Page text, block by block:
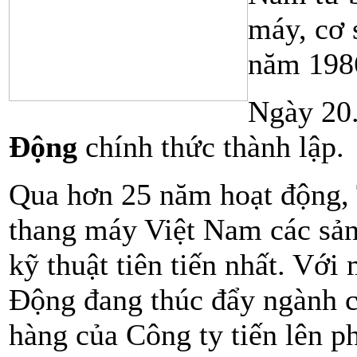
QuảngNinh
Khách sạn Queen - Ðà Nẵng
Khách sạn Ðông Duong
Khách sạn Thảo Nguyên
Khách sạn Asia - Hu?
Khách sạn Canary Resort
Bệnh Viện Bình An
máy, cơ
năm
Ngày
Động chính thức thành lập.
Qua hơn 25 năm hoạt
thang máy Việt Nam các
kỹ thuật tiên tiến nhất. Với
Động đang thúc đẩy ngành
hàng của Công ty tiến lên